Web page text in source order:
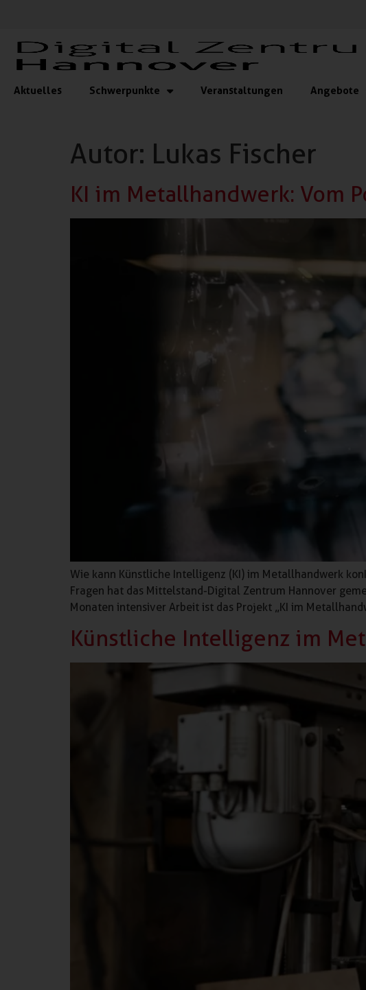
Aktuelles Schwerpunkte Veranstaltungen Angebote
Autor: Lukas Fischer
KI im Metallhandwerk: Vom
Wie kann Künstliche Intelligenz (KI) im Metallhandwerk
Fragen hat das Mittelstand-Digital Zentrum Hannover
Monaten intensiver Arbeit ist das Projekt „KI im
Künstliche Intelligenz im